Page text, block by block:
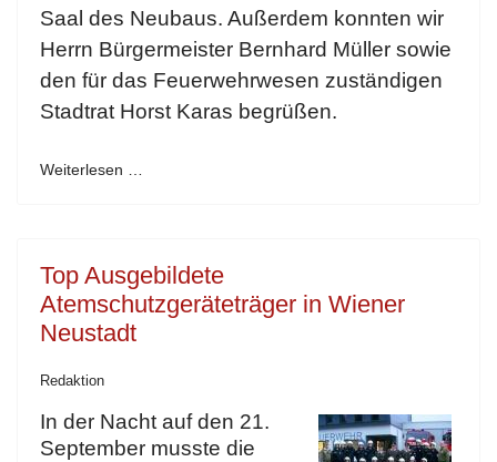
Saal des Neubaus. Außerdem konnten wir
Herrn Bürgermeister Bernhard Müller sowie
den für das Feuerwehrwesen zuständigen
Stadtrat Horst Karas begrüßen.
Weiterlesen …
Top Ausgebildete
Atemschutzgeräteträger in Wiener
Neustadt
Redaktion
In der Nacht auf den 21.
September musste die